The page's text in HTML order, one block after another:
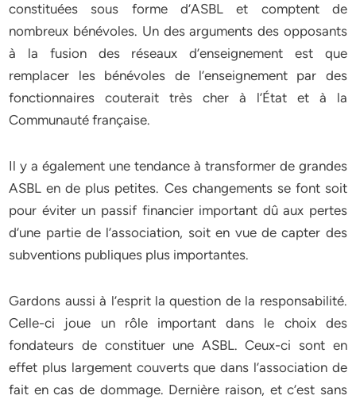
constituées sous forme d’ASBL et comptent de
nombreux bénévoles. Un des arguments des opposants
à la fusion des réseaux d’enseignement est que
remplacer les bénévoles de l’enseignement par des
fonctionnaires couterait très cher à l’État et à la
Communauté française.
Il y a également une tendance à transformer de grandes
ASBL en de plus petites. Ces changements se font soit
pour éviter un passif financier important dû aux pertes
d’une partie de l’association, soit en vue de capter des
subventions publiques plus importantes.
Gardons aussi à l’esprit la question de la responsabilité.
Celle-ci joue un rôle important dans le choix des
fondateurs de constituer une ASBL. Ceux-ci sont en
effet plus largement couverts que dans l’association de
fait en cas de dommage. Dernière raison, et c’est sans